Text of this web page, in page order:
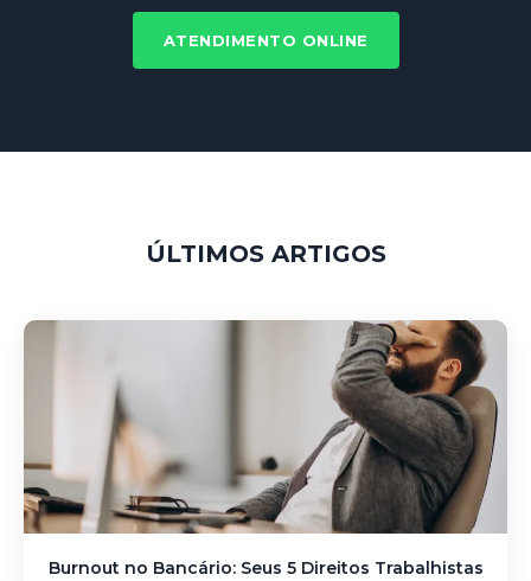
ATENDIMENTO ONLINE
ÚLTIMOS ARTIGOS
Burnout no Bancário: Seus 5 Direitos Trabalhistas